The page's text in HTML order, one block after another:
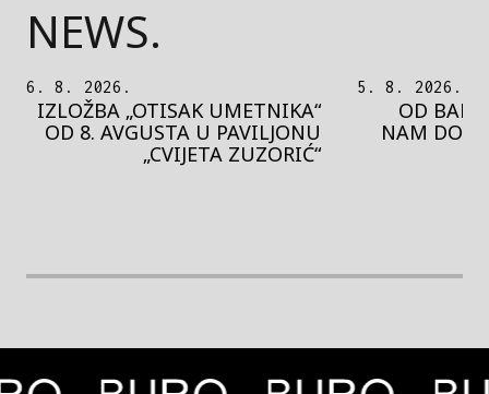
NEWS.
5. 8. 2026.
OD BAROKA DO REJVA: ŠTA
NAM DONOSI NOVI BUPBAP
FESTIVAL?
5. 8. 2026.
PEDJA
MOTIVE